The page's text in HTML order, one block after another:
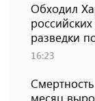
Обходил
разведки
16:23
месяц